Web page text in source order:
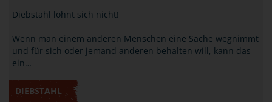
Diebstahl lohnt sich nicht!
Wenn man einem anderen Menschen eine Sache wegnimmt
und für sich oder jemand anderen behalten will, kann das
ein…
DIEBSTAHL